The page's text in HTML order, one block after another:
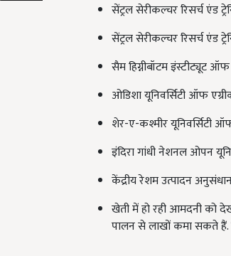
सेंट्रल सेरीकल्चर रिसर्च एंड
सेंट्रल सेरीकल्चर रिसर्च एंड
सैम हिग्नीबॉटम इंस्टीट्यूट
ओडिशा यूनिवर्सिटी ऑफ
शेर-ए-कश्मीर यूनिवर्सिटी
इंदिरा गांधी नेशनल ओपन
केंद्रीय रेशम उत्पादन
खेती में हो रही आमदनी को
पालन से लाखों कमा सकते हैं.